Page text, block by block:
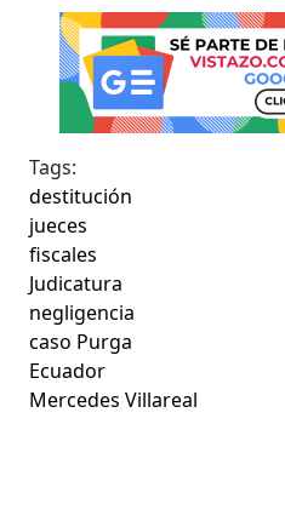
Tags:
destitución
jueces
fiscales
Judicatura
negligencia
caso Purga
Ecuador
Mercedes Villareal